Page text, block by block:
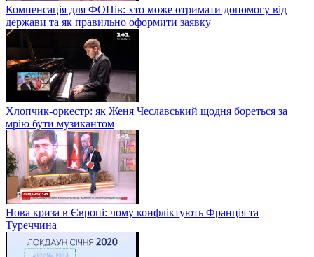
Компенсація для ФОПів: хто може отримати допомогу від
держави та як правильно оформити заявку
Хлопчик-оркестр: як Женя Чеславський щодня бореться за
мрію бути музикантом
Нова криза в Європі: чому конфліктують Франція та
Туреччина